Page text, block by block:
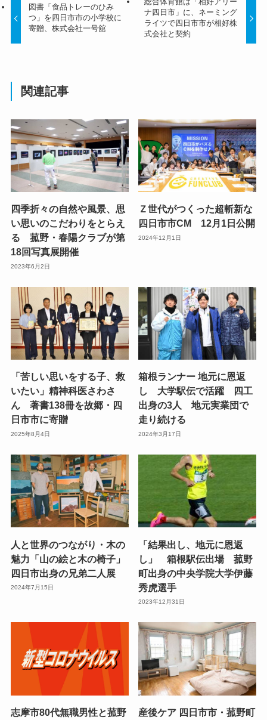
図書「食品トレーのひみ
つ」を四日市市の小学校に
寄贈、株式会社一号舘
ナ四日市」に、ネーミング
ライツで四日市市が相好株
式会社と契約
関連記事
四季折々の自然や風景、思
い思いのこだわりをとらえ
る 菰野・春陽クラブが第
18回写真展開催
2023年6月2日
Ｚ世代がつくった超斬新な
四日市市CM 12月1日公開
2024年12月1日
「苦しい思いをする子、救
いたい」精神科医さわさ
ん 著書138冊を故郷・四
日市市に寄贈
2025年8月4日
箱根ランナー 地元に恩返
し 大学駅伝で活躍 四工
出身の3人 地元実業団で
走り続ける
2024年3月17日
人と世界のつながり・木の
魅力「山の絵と木の椅子」
四日市出身の兄弟二人展
2024年7月15日
「結果出し、地元に恩返
し」 箱根駅伝出場 菰野
町出身の中央学院大学伊藤
秀虎選手
2023年12月31日
志摩市80代無職男性と菰野
産後ケア 四日市市・菰野町